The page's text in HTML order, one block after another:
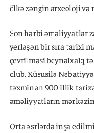
ölkə zəngin arxeoloji
Son hərbi əməliyyatlar
yerləşən bir sıra tarixi
çevrilməsi beynəlxalq
olub. Xüsusilə
təxminən 900 illik
əməliyyatların
Orta əsrlərdə inşa